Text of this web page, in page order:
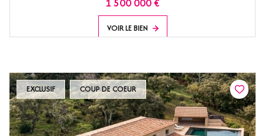
VOIR LE BIEN
EXCLUSIF COUP DE COEUR